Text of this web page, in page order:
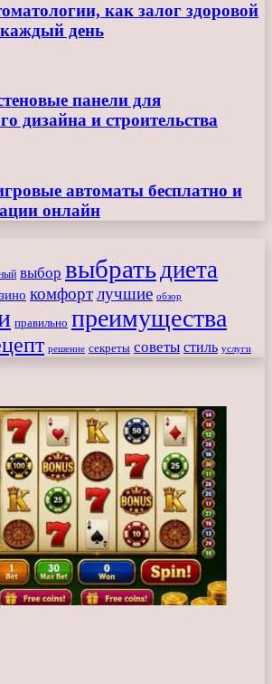
как залог здоровой
день
панели для
дизайна и строительства
автоматы бесплатно и
онлайн
выбор выбрать диета
комфортлучшие обзор
правильно преимущества
решение секреты советы стиль услуги